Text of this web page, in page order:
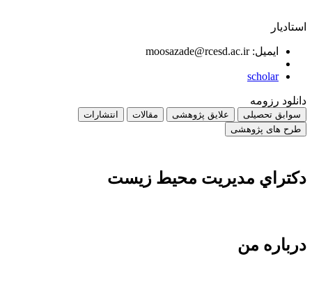
استادیار
ایمیل: moosazade@rcesd.ac.ir
scholar
دانلود رزومه
سوابق تحصیلی علایق پژوهشی مقالات
انتشارات
طرح های پژوهشی
دكتراي مدیریت محيط زیست
درباره من